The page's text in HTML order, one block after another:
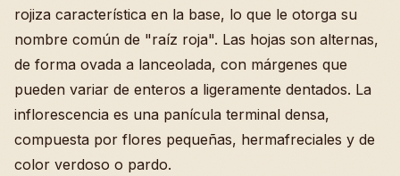
rojiza característica en la base, lo que le otorga su
nombre común de "raíz roja". Las hojas son alternas,
de forma ovada a lanceolada, con márgenes que
pueden variar de enteros a ligeramente dentados. La
inflorescencia es una panícula terminal densa,
compuesta por flores pequeñas, hermafreciales y de
color verdoso o pardo.